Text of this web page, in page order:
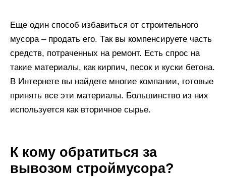
Еще один способ избавиться от строительного
мусора – продать его. Так вы компенсируете часть
средств, потраченных на ремонт. Есть спрос на
такие материалы, как кирпич, песок и куски бетона.
В Интернете вы найдете многие компании, готовые
принять все эти материалы. Большинство из них
используется как вторичное сырье.
К кому обратиться за
вывозом строймусора?